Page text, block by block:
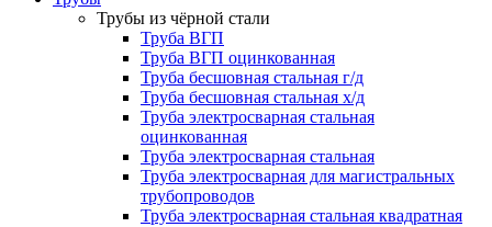
Трубы из чёрной стали
Труба ВГП
Труба ВГП оцинкованная
Труба бесшовная стальная г/д
Труба бесшовная стальная х/д
Труба электросварная стальная
оцинкованная
Труба электросварная стальная
Труба электросварная для магистральных
трубопроводов
Труба электросварная стальная квадратная